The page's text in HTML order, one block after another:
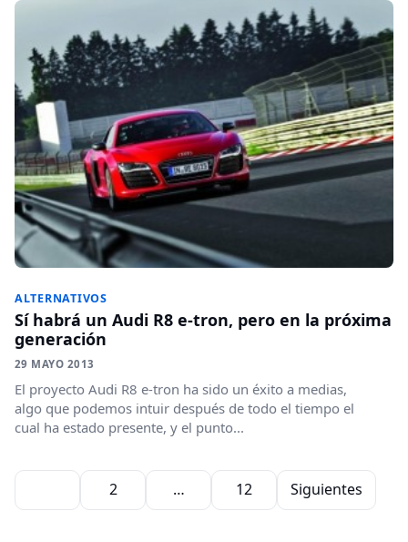
ALTERNATIVOS
Sí habrá un Audi R8 e-tron, pero en la próxima
generación
29 MAYO 2013
El proyecto Audi R8 e-tron ha sido un éxito a medias,
algo que podemos intuir después de todo el tiempo el
cual ha estado presente, y el punto...
Paginación de entradas
2 … 12 Siguientes